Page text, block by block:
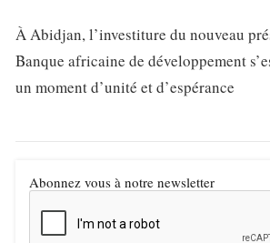
À Abidjan, l’investiture du nouveau
Banque africaine de développement
un moment d’unité et d’espérance
Abonnez vous à notre newsletter